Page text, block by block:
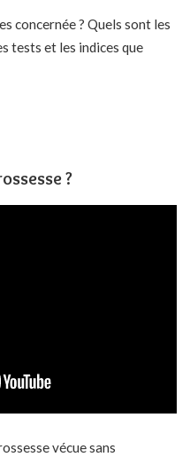
concernée ? Quels sont les
tests et les indices que
?
vécue sans